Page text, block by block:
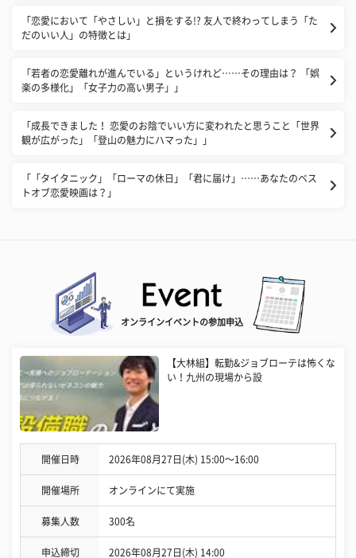
「恋愛において「やさしい」と損をする!? 友人で終わってしまう「た
だのいい人」の特徴とは」
「若者の恋愛離れが進んでいる」というけれど……その理由は？ 「娯
楽の多様化」「女子力の高い男子」」
「成長できました！ 恋愛のお陰でいい方に変われたと思うこと「世界
観が広がった」「登山の魅力にハマった」」
「「タイタニック」「ローマの休日」「君に届け」……あなたのベス
トオブ恋愛映画は？」
オンラインイベントの参加申込
【大林組】転勤&ジョブローテは怖くな
い！九州の現場から設
開催日時 2026年08月27日(木) 15:00〜16:00
開催場所 オンラインにて実施
募集人数 300名
申込締切 2026年08月27日(木) 14:00